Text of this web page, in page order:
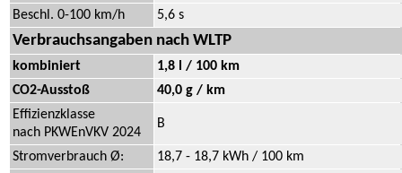
Beschl. 0-100 km/h 5,6 s
Verbrauchsangaben nach WLTP
kombiniert
1,8 l / 100 km
CO2-Ausstoß
40,0 g / km
Effizienzklasse
nach PKWEnVKV 2024
B
Stromverbrauch Ø: 18,7 - 18,7 kWh / 100 km